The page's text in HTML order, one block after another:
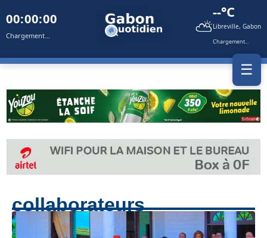
00:00:00
Chargement... ⛅
--°C
Libreville, Gabon
Chargement...
☰
collaborateurs